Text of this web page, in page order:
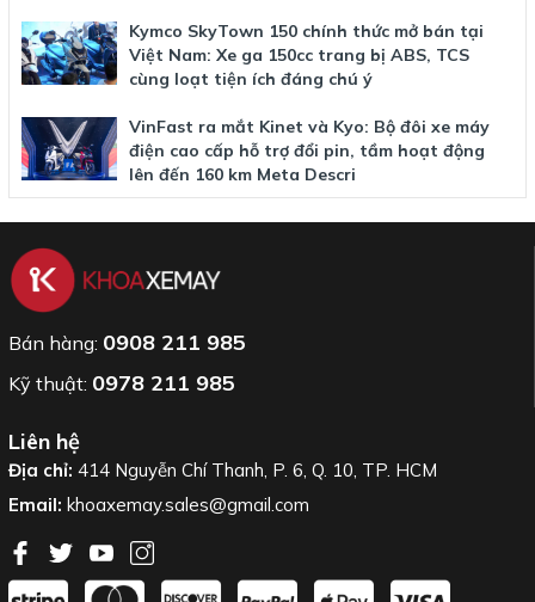
Kymco SkyTown 150 chính thức mở bán tại
Việt Nam: Xe ga 150cc trang bị ABS, TCS
cùng loạt tiện ích đáng chú ý
VinFast ra mắt Kinet và Kyo: Bộ đôi xe máy
điện cao cấp hỗ trợ đổi pin, tầm hoạt động
lên đến 160 km Meta Descri
Bán hàng: 0908 211 985
Kỹ thuật: 0978 211 985
Liên hệ
Địa chỉ: 414 Nguyễn Chí Thanh, P. 6, Q. 10, TP. HCM
Email: khoaxemay.sales@gmail.com